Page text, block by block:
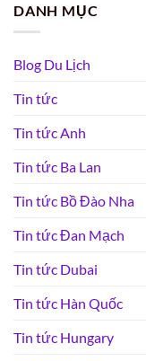
DANH MỤC
Blog Du Lịch
Tin tức
Tin tức Anh
Tin tức Ba Lan
Tin tức Bồ Đào Nha
Tin tức Đan Mạch
Tin tức Dubai
Tin tức Hàn Quốc
Tin tức Hungary